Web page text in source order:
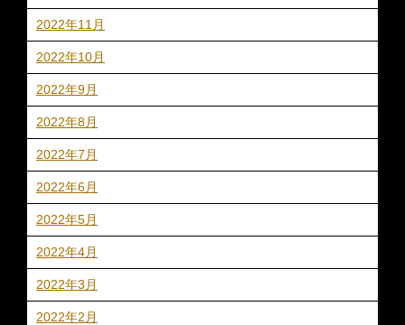
2022年11月
2022年10月
2022年9月
2022年8月
2022年7月
2022年6月
2022年5月
2022年4月
2022年3月
2022年2月